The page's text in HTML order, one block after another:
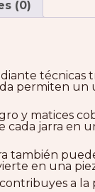
(0)
permiten
y matices
jarra
también
en una
a